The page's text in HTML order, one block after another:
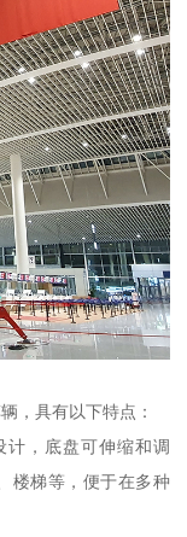
，具有以下特点：
，底盘可伸缩和调
楼梯等，便于在多种